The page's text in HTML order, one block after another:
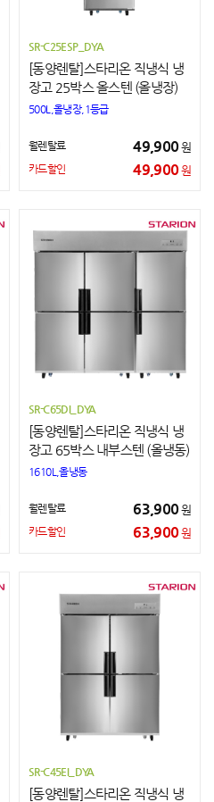
SR-C25ESP_DYA
[동양렌탈]스타리온 직냉식 냉
장고 25박스 올스텐 (올냉장)
500L,올냉장,1등급
월렌탈료 49,900원
카드할인 49,900원
SR-C65DI_DYA
[동양렌탈]스타리온 직냉식 냉
장고 65박스 내부스텐 (올냉동)
1610L,올냉동
월렌탈료 63,900원
카드할인 63,900원
SR-C45EI_DYA
[동양렌탈]스타리온 직냉식 냉